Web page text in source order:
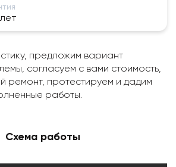
предложим вариант
согласуем с вами стоимость,
ремонт, протестируем и дадим
работы.
Схема работы